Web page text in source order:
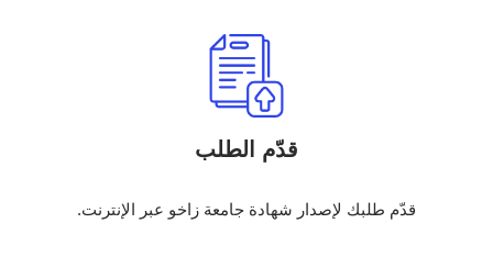
قدّم الطلب
قدّم طلبك لإصدار شهادة جامعة زاخو عبر الإنترنت.